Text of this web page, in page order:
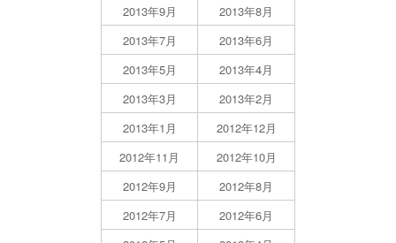
2013年9月
2013年8月
2013年7月
2013年6月
2013年5月
2013年4月
2013年3月
2013年2月
2013年1月
2012年12月
2012年11月
2012年10月
2012年9月
2012年8月
2012年7月
2012年6月